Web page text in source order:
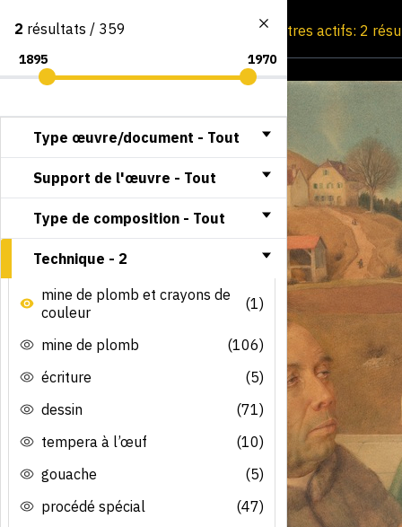
Consultation par image Filtres actifs: 2
2 résultats / 359
Type œuvre/document - Tout
Support de l'œuvre - Tout
Type de composition - Tout
Technique - 2
mine de plomb et crayons de
couleur
(1)
mine de plomb
(106)
écriture
(5)
dessin
(71)
tempera à l’œuf
(10)
gouache
(5)
procédé spécial
(47)